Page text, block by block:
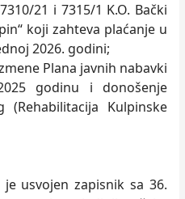
21 i 7315/1 K.O. Bački
koji zahteva plaćanje u
2026. godini;
Plana javnih nabavki
godinu i donošenje
Kulpinske
usvojen zapisnik sa 36.